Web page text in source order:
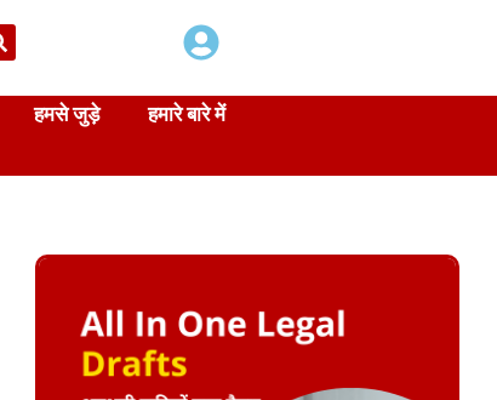
हमसे जुड़े हमारे बारे में